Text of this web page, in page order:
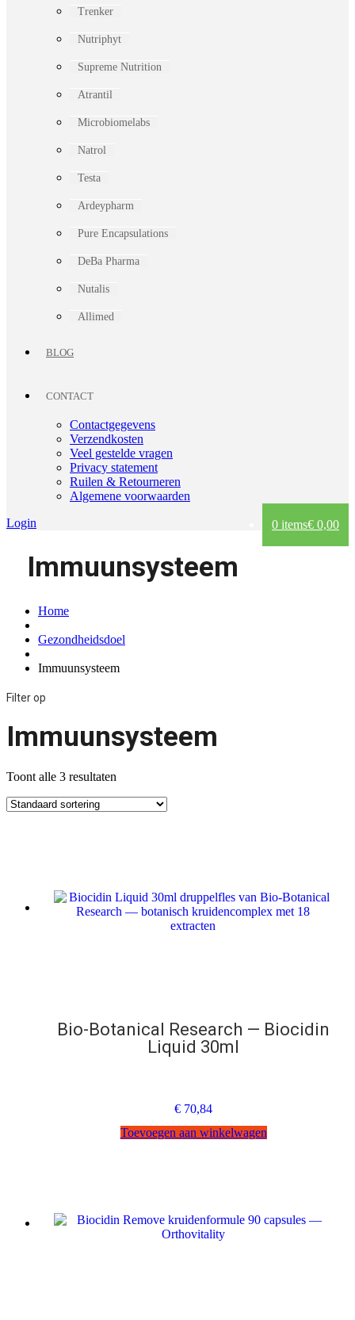
Trenker
Nutriphyt
Supreme Nutrition
Atrantil
Microbiomelabs
Natrol
Testa
Ardeypharm
Pure Encapsulations
DeBa Pharma
Nutalis
Allimed
BLOG
CONTACT
Contactgegevens
Verzendkosten
Veel gestelde vragen
Privacy statement
Ruilen & Retourneren
Algemene voorwaarden
0 items€ 0,00
Login
Immuunsysteem
Home
Gezondheidsdoel
Immuunsysteem
Filter op
Immuunsysteem
Toont alle 3 resultaten
Bio-Botanical Research — Biocidin
Liquid 30ml
€ 70,84
Toevoegen aan winkelwagen